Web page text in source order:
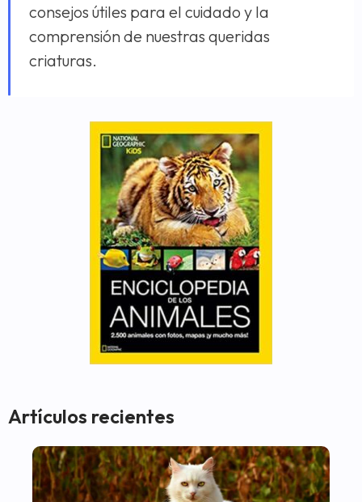
consejos útiles para el cuidado y la
comprensión de nuestras queridas
criaturas.
Artículos recientes